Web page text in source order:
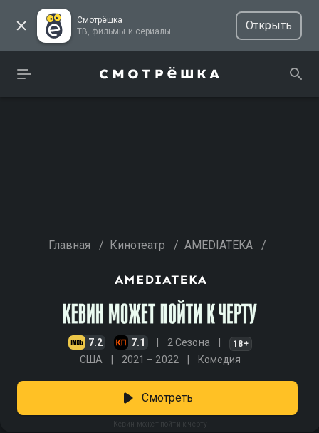
Смотрёшка
ТВ, фильмы и сериалы
Открыть
Главная / Кинотеатр / AMEDIATEKA /
7.2 7.1 2 Сезона 18+
США 2021 – 2022 Комедия
Кевин может пойти к черту
Смотреть